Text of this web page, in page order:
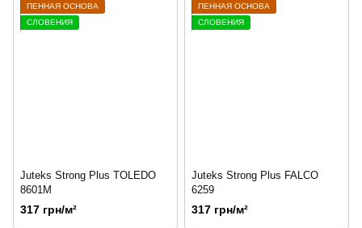
ПЕННАЯ ОСНОВА
СЛОВЕНИЯ
Juteks Strong Plus TOLEDO
8601M
317 грн/м²
ПЕННАЯ ОСНОВА
СЛОВЕНИЯ
Juteks Strong Plus FALCO
6259
317 грн/м²